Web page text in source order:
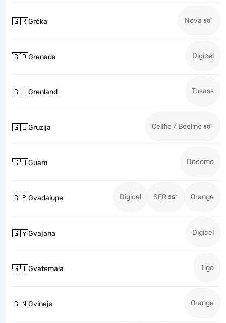
🇬🇷Grčka Nova
🇬🇩Grenada Digicel
🇬🇱Grenland Tusass
🇬🇪Gruzija Cellfie / Beeline
🇬🇺Guam Docomo
🇬🇵Gvadalupe Digicel SFR Orange
🇬🇾Gvajana Digicel
🇬🇹Gvatemala Tigo
🇬🇳Gvineja Orange